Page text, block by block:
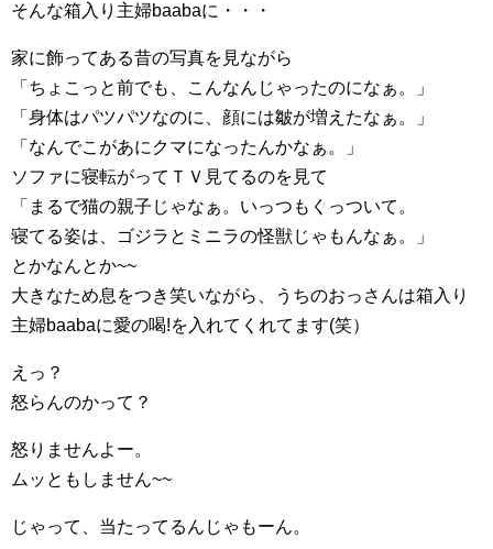
そんな箱入り主婦baabaに・・・
家に飾ってある昔の写真を見ながら
「ちょこっと前でも、こんなんじゃったのになぁ。」
「身体はパツパツなのに、顔には皺が増えたなぁ。」
「なんでこがあにクマになったんかなぁ。」
ソファに寝転がってＴＶ見てるのを見て
「まるで猫の親子じゃなぁ。いっつもくっついて。
寝てる姿は、ゴジラとミニラの怪獣じゃもんなぁ。」
とかなんとか~~
大きなため息をつき笑いながら、うちのおっさんは箱入り
主婦baabaに愛の喝!を入れてくれてます(笑）
えっ？
怒らんのかって？
怒りませんよー。
ムッともしません~~
じゃって、当たってるんじゃもーん。